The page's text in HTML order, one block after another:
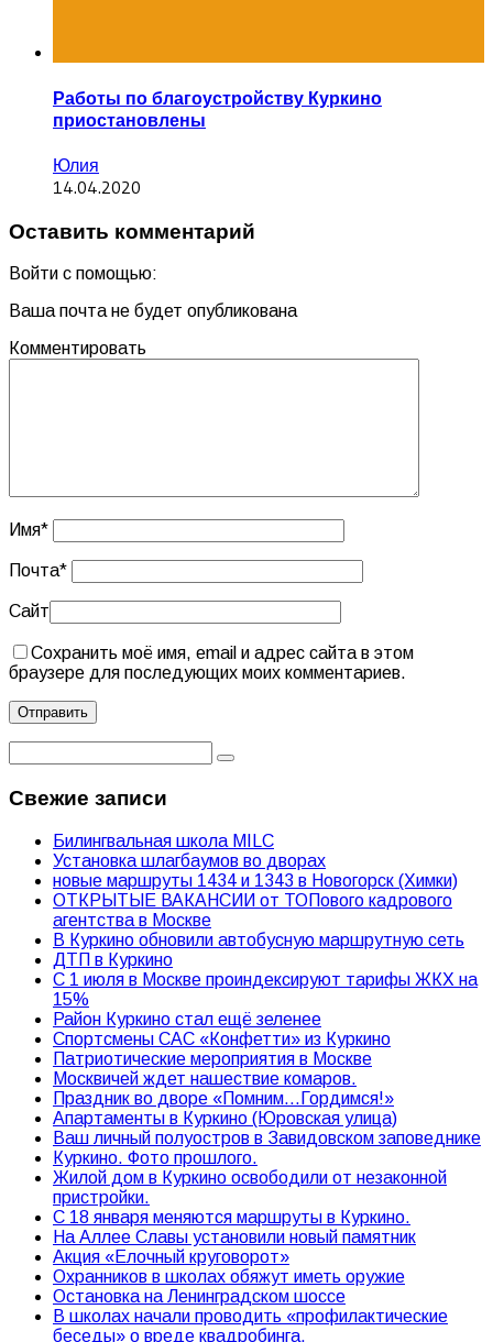
Работы по благоустройству Куркино
приостановлены
Юлия
14.04.2020
Оставить комментарий
Войти с помощью:
Ваша почта не будет опубликована
Комментировать
Имя*
Почта*
Сайт
Сохранить моё имя, email и адрес сайта в этом
браузере для последующих моих комментариев.
Свежие записи
Билингвальная школа MILC
Установка шлагбаумов во дворах
новые маршруты 1434 и 1343 в Новогорск (Химки)
ОТКРЫТЫЕ ВАКАНСИИ от ТОПового кадрового
агентства в Москве
В Куркино обновили автобусную маршрутную сеть
ДТП в Куркино
С 1 июля в Москве проиндексируют тарифы ЖКХ на
15%
Район Куркино стал ещё зеленее
Спортсмены САС «Конфетти» из Куркино
Патриотические мероприятия в Москве
Москвичей ждет нашествие комаров.
Праздник во дворе «Помним…Гордимся!»
Апартаменты в Куркино (Юровская улица)
Ваш личный полуостров в Завидовском заповеднике
Куркино. Фото прошлого.
Жилой дом в Куркино освободили от незаконной
пристройки.
С 18 января меняются маршруты в Куркино.
На Аллее Славы установили новый памятник
Акция «Елочный круговорот»
Охранников в школах обяжут иметь оружие
Остановка на Ленинградском шоссе
В школах начали проводить «профилактические
беседы» о вреде квадробинга.